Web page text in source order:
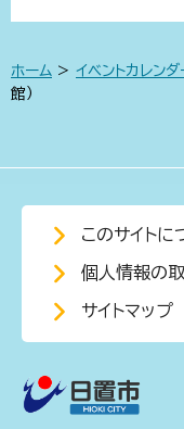
ホーム > イベントカレンダ
館）
このサイトに
個人情報の
サイトマップ